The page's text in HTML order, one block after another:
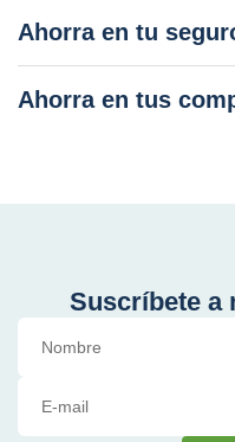
Ahorra en tu
Ahorra en tus
Suscríbete a